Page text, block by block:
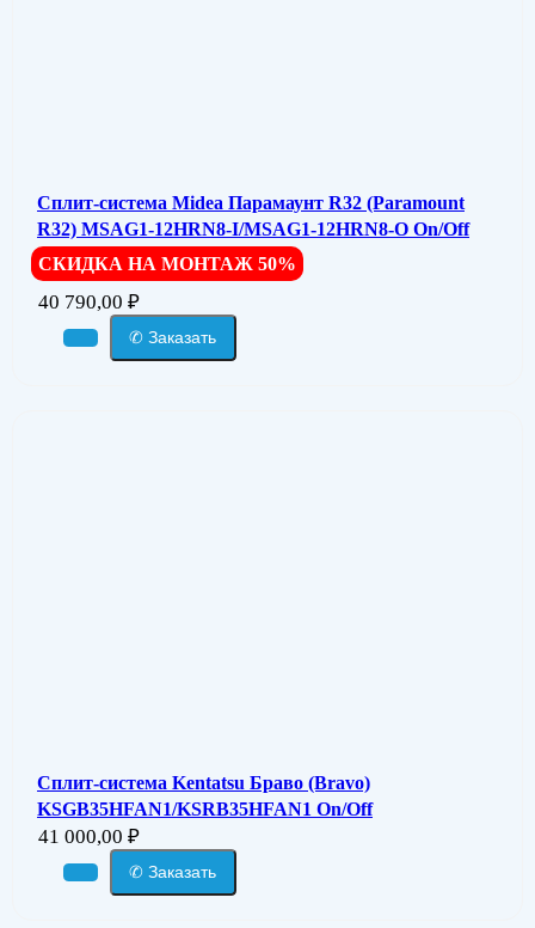
Сплит-система Midea Парамаунт R32 (Paramount
R32) MSAG1-12HRN8-I/MSAG1-12HRN8-O On/Off
СКИДКА НА МОНТАЖ 50%
40 790,00 ₽
✆ Заказать
Сплит-система Kentatsu Браво (Bravo)
KSGB35HFAN1/KSRB35HFAN1 On/Off
41 000,00 ₽
✆ Заказать